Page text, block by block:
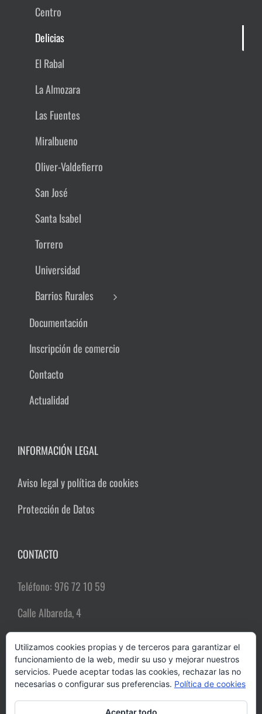
Centro
Delicias
El Rabal
La Almozara
Las Fuentes
Miralbueno
Oliver-Valdefierro
San José
Santa Isabel
Torrero
Universidad
Barrios Rurales
Documentación
Inscripción de comercio
Contacto
Actualidad
INFORMACIÓN LEGAL
Aviso legal y política de cookies
Protección de Datos
CONTACTO
Teléfono: 976 72 10 59
Calle Albareda, 4
Email:comerciozgz@gmail.com
Utilizamos cookies propias y de terceros para garantizar el
funcionamiento de la web, medir su uso y mejorar nuestros
servicios. Puede aceptar todas las cookies, rechazar las no
necesarias o configurar sus preferencias. Política de cookies
Aceptar todo